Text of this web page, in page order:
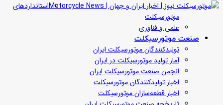
استانداردهای
موتورسیکلت
علمی و فناوری
صنعت موتورسیکلت
تولیدکنندگان موتورسیکلت ایران
آمار تولید موتورسیکلت در ایران
انجمن صنعت موتورسیکلت ایران
اخبار تولیدکنندگان موتورسیکلت
اخبار قطعه‌سازان موتورسیکلت